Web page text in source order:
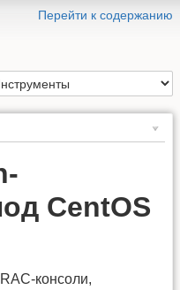
Перейти к содержанию
CentOS
консоли,